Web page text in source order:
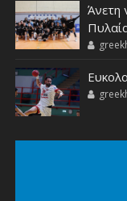
Άνετη